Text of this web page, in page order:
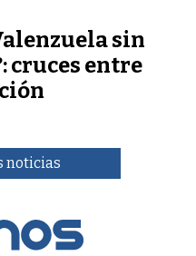
sin
cruces entre
noticias